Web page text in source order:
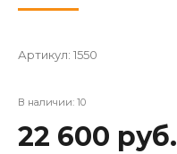
Артикул: 1550
В наличии: 10
22 600 руб.